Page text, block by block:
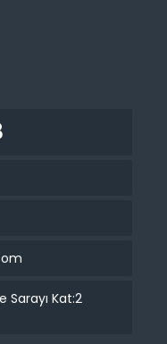
Sarayı Kat:2